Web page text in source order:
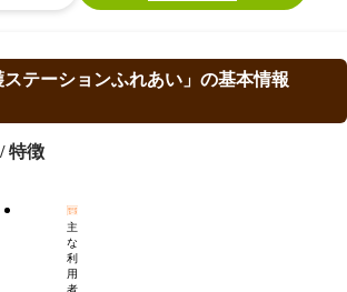
ステーションふれあい」の基本情報
特徴
主
な
利
用
者